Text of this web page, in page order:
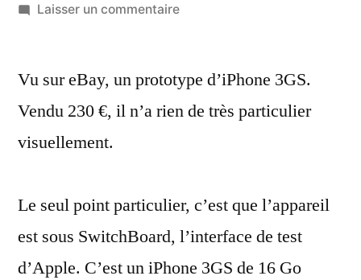
par
Laisser un commentairesur
d’iPhone
Vu sur eBay, un prototype d’iPhone 3GS.
Vendu 230 €, il n’a rien de très particulier
visuellement.
Le seul point particulier, c’est que l’appareil
est sous SwitchBoard, l’interface de test
d’Apple. C’est un iPhone 3GS de 16 Go